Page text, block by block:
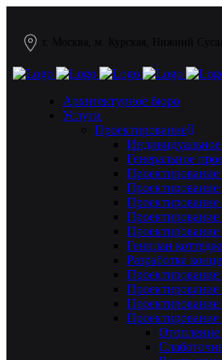
г. Москва, м. Курская, Нижний
Архитектурное бюро
Услуги
Проектирование
Индивидуальное
Генеральное
Проектирование
Проектирование
Генплан
Разработка
Проектирование
Проектирование
Проектирование
Отопление